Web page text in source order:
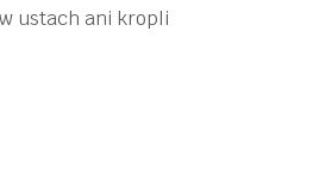
ustach ani kropli